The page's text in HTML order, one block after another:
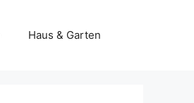
Haus & Garten